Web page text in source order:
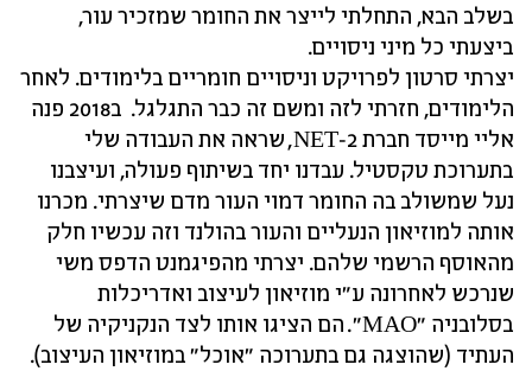
בשלב הבא, התחלתי לייצר את החומר שמזכיר עור,
ביצעתי כל מיני ניסויים.
יצרתי סרטון לפרויקט וניסויים חומריים בלימודים. לאחר
הלימודים, חזרתי לזה ומשם זה כבר התגלגל. ב2018 פנה
אליי מייסד חברת NET-2, שראה את העבודה שלי
בתערוכת טקסטיל. עבדנו יחד בשיתוף פעולה, ועיצבנו
נעל שמשולב בה החומר דמוי העור מדם שיצרתי. מכרנו
אותה למוזיאון הנעליים והעור בהולנד וזה עכשיו חלק
מהאוסף הרשמי שלהם. יצרתי מהפיגמנט הדפס משי
שנרכש לאחרונה ע"י מוזיאון לעיצוב ואדריכלות
בסלובניה "MAO". הם הציגו אותו לצד הנקניקיה של
העתיד (שהוצגה גם בתערוכה "אוכל" במוזיאון העיצוב).